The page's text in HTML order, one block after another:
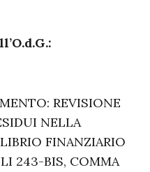
REVISIONE
NELLA
FINANZIARIO
243-BIS, COMMA